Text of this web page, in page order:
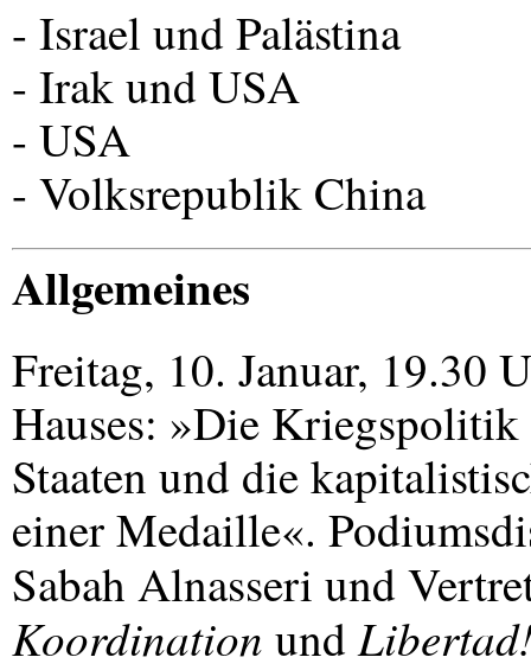
- Israel und Palästina
- Irak undUSA
- USA
- Volksrepublik China
Allgemeines
Freitag, 10. Januar, 19.30
Hauses: »Die Kriegspolitik
Staaten und die
einer Medaille«.
Sabah Alnasseri und
Koordination und